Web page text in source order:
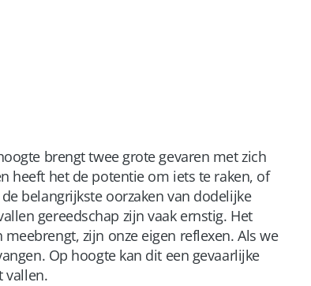
brengt twee grote gevaren met zich
heeft het de potentie om iets te raken, of
belangrijkste oorzaken van dodelijke
gereedschap zijn vaak ernstig. Het
zijn onze eigen reflexen. Als we
Op hoogte kan dit een gevaarlijke
vallen.